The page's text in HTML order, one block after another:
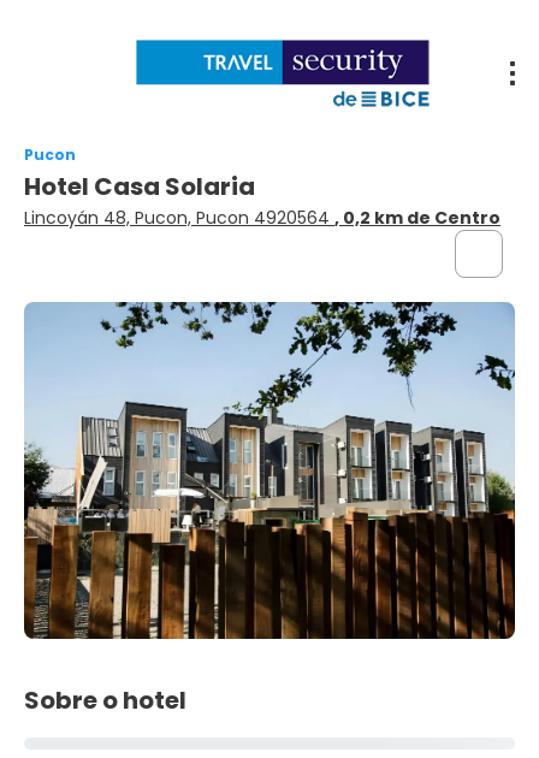
Pucon
Hotel Casa Solaria
Lincoyán 48, Pucon, Pucon 4920564 , 0,2 km de Centro
Sobre o hotel